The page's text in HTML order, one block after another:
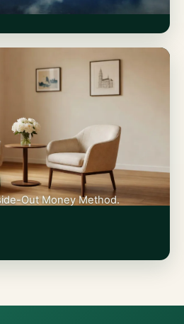
Out Money Method.